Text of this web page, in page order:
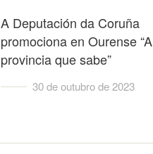
A Deputación da Coruña
promociona en Ourense “A
provincia que sabe”
30 de outubro de 2023